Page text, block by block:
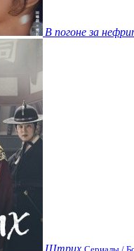
В погоне за
Штрих